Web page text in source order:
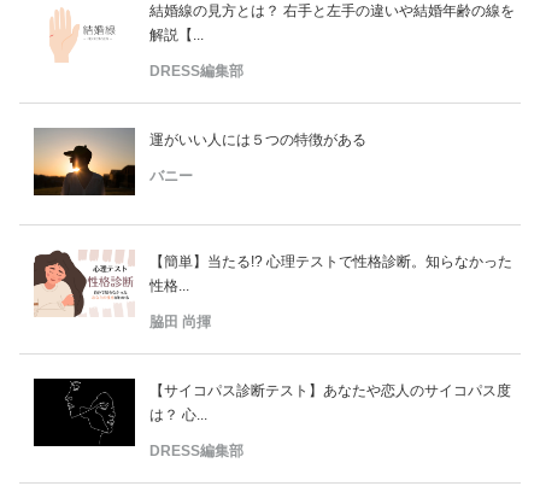
結婚線の見方とは？ 右手と左手の違いや結婚年齢の線を
解説【...
DRESS編集部
運がいい人には５つの特徴がある
バニー
【簡単】当たる!? 心理テストで性格診断。知らなかった
性格...
脇田 尚揮
【サイコパス診断テスト】あなたや恋人のサイコパス度
は？ 心...
DRESS編集部